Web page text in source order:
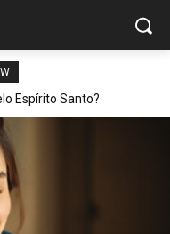
Espírito Santo?